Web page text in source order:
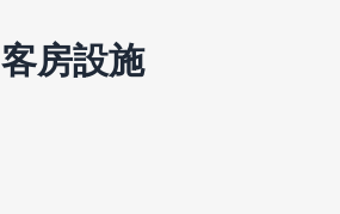
客房設施